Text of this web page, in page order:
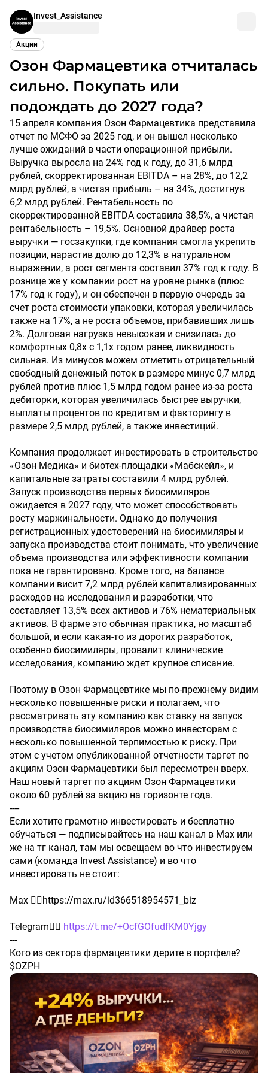
Invest_Assistance
Акции
Озон Фармацевтика отчиталась
сильно. Покупать или
подождать до 2027 года?
15 апреля компания Озон Фармацевтика представила
отчет по МСФО за 2025 год, и он вышел несколько
лучше ожиданий в части операционной прибыли.
Выручка выросла на 24% год к году, до 31,6 млрд
рублей, скорректированная EBITDA – на 28%, до 12,2
млрд рублей, а чистая прибыль – на 34%, достигнув
6,2 млрд рублей. Рентабельность по
скорректированной EBITDA составила 38,5%, а чистая
рентабельность – 19,5%. Основной драйвер роста
выручки — госзакупки, где компания смогла укрепить
позиции, нарастив долю до 12,3% в натуральном
выражении, а рост сегмента составил 37% год к году. В
рознице же у компании рост на уровне рынка (плюс
17% год к году), и он обеспечен в первую очередь за
счет роста стоимости упаковки, которая увеличилась
также на 17%, а не роста объемов, прибавивших лишь
2%. Долговая нагрузка невысокая и снизилась до
комфортных 0,8х с 1,1х годом ранее, ликвидность
сильная. Из минусов можем отметить отрицательный
свободный денежный поток в размере минус 0,7 млрд
рублей против плюс 1,5 млрд годом ранее из-за роста
дебиторки, которая увеличилась быстрее выручки,
выплаты процентов по кредитам и факторингу в
размере 2,5 млрд рублей, а также инвестиций.
Компания продолжает инвестировать в строительство
«Озон Медика» и биотех-площадки «Мабскейл», и
капитальные затраты составили 4 млрд рублей.
Запуск производства первых биосимиляров
ожидается в 2027 году, что может способствовать
росту маржинальности. Однако до получения
регистрационных удостоверений на биосимиляры и
запуска производства стоит понимать, что увеличение
объема производства или эффективности компании
пока не гарантировано. Кроме того, на балансе
компании висит 7,2 млрд рублей капитализированных
расходов на исследования и разработки, что
составляет 13,5% всех активов и 76% нематериальных
активов. В фарме это обычная практика, но масштаб
большой, и если какая-то из дорогих разработок,
особенно биосимиляры, провалит клинические
исследования, компанию ждет крупное списание.
Поэтому в Озон Фармацевтике мы по-прежнему видим
несколько повышенные риски и полагаем, что
рассматривать эту компанию как ставку на запуск
производства биосимиляров можно инвесторам с
несколько повышенной терпимостью к риску. При
этом с учетом опубликованной отчетности таргет по
акциям Озон Фармацевтики был пересмотрен вверх.
Наш новый таргет по акциям Озон Фармацевтики
около 60 рублей за акцию на горизонте года.
----
Если хотите грамотно инвестировать и бесплатно
обучаться — подписывайтесь на наш канал в Max или
же на тг канал, там мы освещаем во что инвестируем
сами (команда Invest Assistance) и во что
инвестировать не стоит:
Max 👉🏻https://max.ru/id366518954571_biz
Telegram👉🏻 https://t.me/+OcfGOfudfKM0Yjgy
---
Кого из сектора фармацевтики дерите в портфеле?
$OZPH